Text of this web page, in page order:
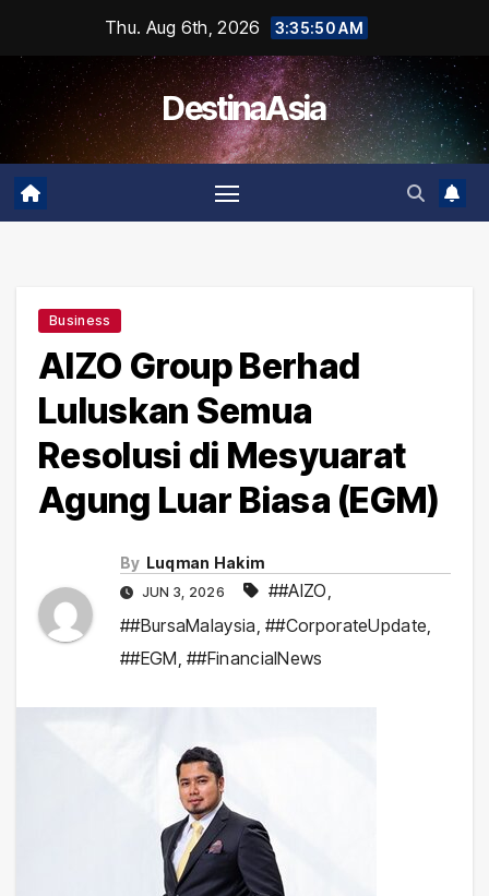
content
Thu. Aug 6th, 2026 3:35:51 AM
DestinaAsia
Business
AIZO Group Berhad
Luluskan Semua
Resolusi di Mesyuarat
Agung Luar Biasa (EGM)
By Luqman Hakim
JUN 3, 2026 ##AIZO,
##BursaMalaysia,##CorporateUpdate,
##EGM,##FinancialNews